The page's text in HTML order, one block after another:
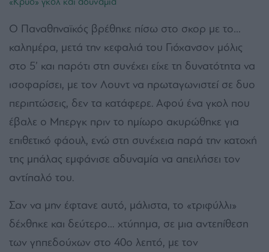
Ο Παναθηναϊκός βρέθηκε πίσω στο σκορ με το…
καλημέρα, μετά την κεφαλιά του Γιόχανσον μόλις
στο 5’ και παρότι στη συνέχει είχε τη δυνατότητα να
ισοφαρίσει, με τον Λουντ να πρωταγωνιστεί σε δυο
περιπτώσεις, δεν τα κατάφερε. Αφού ένα γκολ που
έβαλε ο Μπεργκ πριν το ημίωρο ακυρώθηκε για
επιθετικό φάουλ, ενώ στη συνέχεια παρά την κατοχή
της μπάλας εμφάνισε αδυναμία να απειλήσει τον
αντίπαλό του.
Σαν να μην έφτανε αυτό, μάλιστα, το «τριφύλλι»
δέχθηκε και δεύτερο… χτύπημα, σε μια αντεπίθεση
των γηπεδούχων στο 40ο λεπτό, με τον